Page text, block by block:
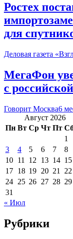
Ростех
для
Деловая газета
МегаФон
с
Говорит Москва6
Август 2026
Пн Вт Ср Чт Пт
1
3
4 5 6 7 8
10 11 12 13 14 15
17 18 19 20 21 22
24 25 26 27 28 29
31
« Июл
Рубрики